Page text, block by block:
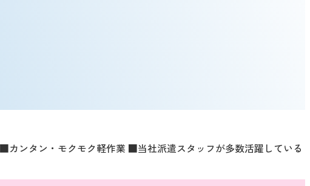
ンタン・モクモク軽作業 ■当社派遣スタッフが多数活躍している